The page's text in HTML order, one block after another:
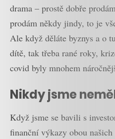
drama – prostě dobře
prodám někdy jindy, to je
Ale když děláte byznys a o
dítě, tak třeba rané roky,
covid byly mnohem
Nikdy jsme
Když jsme se bavili s
finanční výkazy obou